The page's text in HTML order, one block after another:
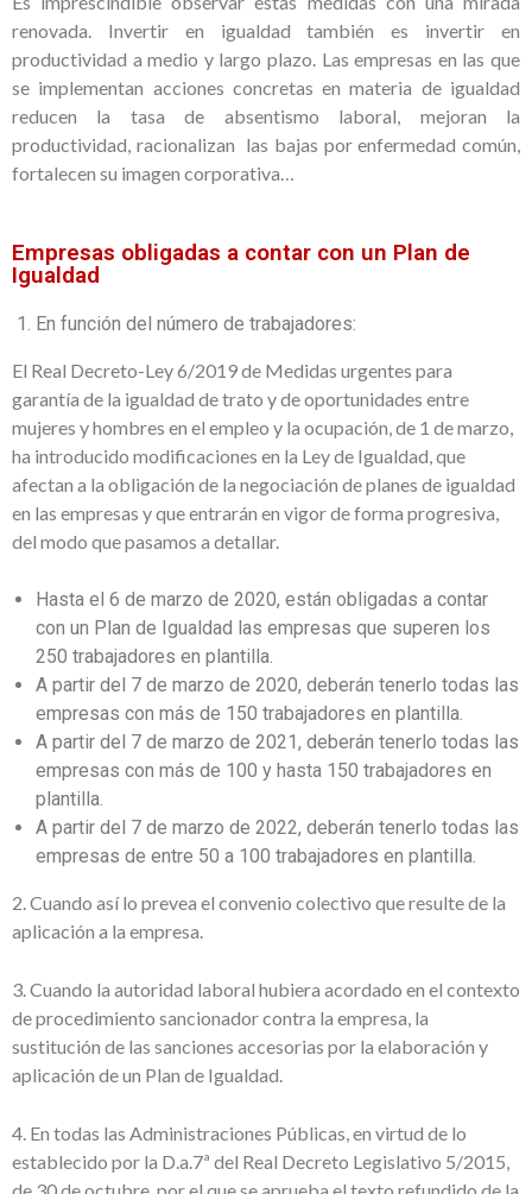
renovada. Invertir en igualdad también es invertir en
productividad a medio y largo plazo. Las empresas en las que
se implementan acciones concretas en materia de igualdad
reducen la tasa de absentismo laboral, mejoran la
productividad, racionalizan las bajas por enfermedad común,
fortalecen su imagen corporativa…
Empresas obligadas a contar con un Plan de
Igualdad
En función del número de trabajadores:
El Real Decreto-Ley 6/2019 de Medidas urgentes para
garantía de la igualdad de trato y de oportunidades entre
mujeres y hombres en el empleo y la ocupación, de 1 de marzo,
ha introducido modificaciones en la Ley de Igualdad, que
afectan a la obligación de la negociación de planes de igualdad
en las empresas y que entrarán en vigor de forma progresiva,
del modo que pasamos a detallar.
Hasta el 6 de marzo de 2020, están obligadas a contar
con un Plan de Igualdad las empresas que superen los
250 trabajadores en plantilla.
A partir del 7 de marzo de 2020, deberán tenerlo todas las
empresas con más de 150 trabajadores en plantilla.
A partir del 7 de marzo de 2021, deberán tenerlo todas las
empresas con más de 100 y hasta 150 trabajadores en
plantilla.
A partir del 7 de marzo de 2022, deberán tenerlo todas las
empresas de entre 50 a 100 trabajadores en plantilla.
2. Cuando así lo prevea el convenio colectivo que resulte de la
aplicación a la empresa.
3. Cuando la autoridad laboral hubiera acordado en el contexto
de procedimiento sancionador contra la empresa, la
sustitución de las sanciones accesorias por la elaboración y
aplicación de un Plan de Igualdad.
4. En todas las Administraciones Públicas, en virtud de lo
establecido por la D.a.7ª del Real Decreto Legislativo 5/2015,